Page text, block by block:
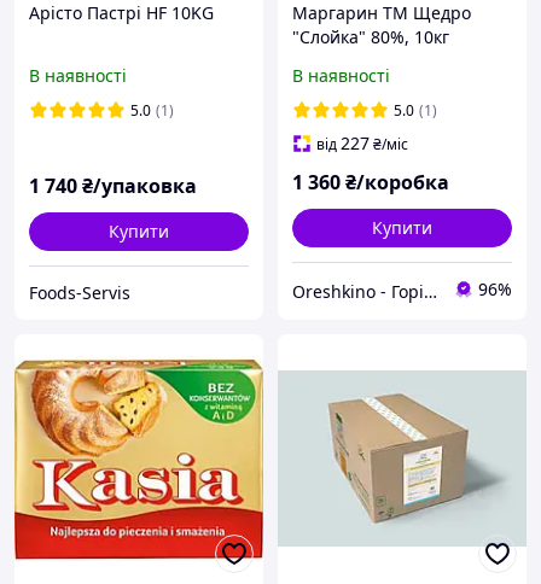
Арісто Пастрі HF 10KG
В наявності
5.0 (1)
1 740₴/упаковка
Купити
Foods-Servis
Маргарин ТМ Щедро
"Слойка" 80%, 10кг
В наявності
5.0 (1)
від227₴/міс
1 360₴/коробка
Купити
Oreshkino - Горіхи та сухофрукти, інгредієнти для кондитерського та хлібобулочного виробництва. 96%